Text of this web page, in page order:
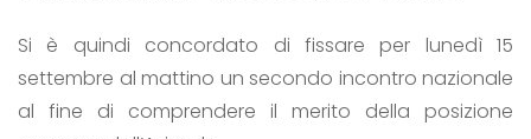
Si è quindi concordato di fissare per lunedì 15
settembre al mattino un secondo incontro nazionale
al fine di comprendere il merito della posizione